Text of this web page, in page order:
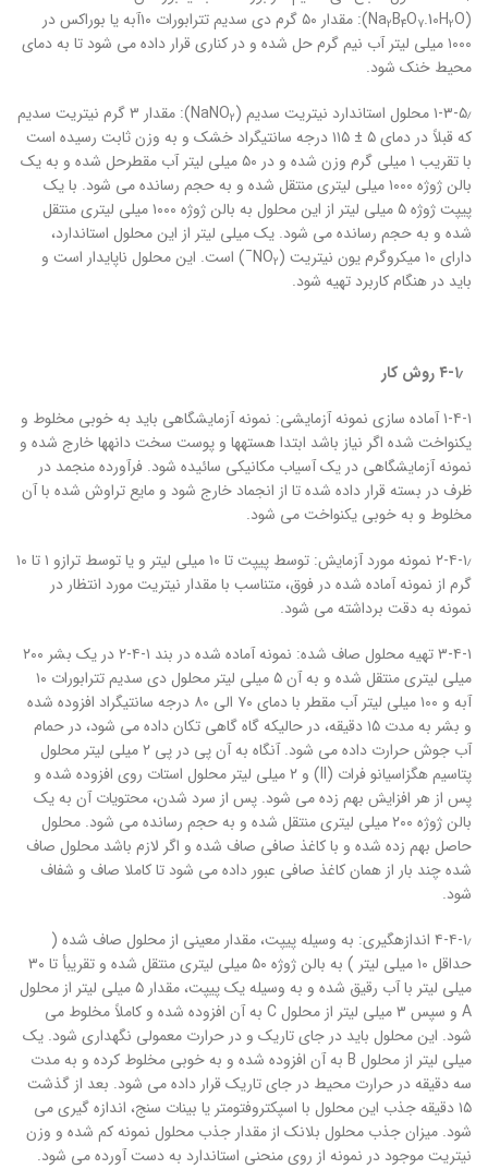
(Na
2B4O7.10H2
O): مقدار ۵۰ گرم دی سدیم تترابورات ۱۰آبه یا بوراکس در
۱۰۰۰ میلی لیتر آب نیم گرم حل شده و در کناری قرار داده می شود تا به دمای
محیط خنک شود.
۱-۳-۵٫ محلول استاندارد نیتریت سدیم (NaNO
2
): مقدار ۳ گرم نیتریت سدیم
که قبلاً در دمای ۵ ± ۱۱۵ درجه سانتیگراد خشک و به وزن ثابت رسیده است
با تقریب ۱ میلی گرم وزن شده و در ۵۰ میلی لیتر آب مقطرحل شده و به یک
بالن ژوژه ۱۰۰۰ میلی لیتری منتقل شده و به حجم رسانده می شود. با یک
پیپت ژوژه ۵ میلی لیتر از این محلول به بالن ژوژه ۱۰۰۰ میلی لیتری منتقل
شده و به حجم رسانده می شود. یک میلی لیتر از این محلول استاندارد،
دارای ۱۰ میکروگرم یون نیتریت (NO
2
¯) است. این محلول ناپایدار است و
باید در هنگام کاربرد تهیه شود.
۴-۱٫روش کار
۱-۴-۱ آماده سازی نمونه آزمایشی: نمونه آزمایشگاهی باید به خوبی مخلوط و
یکنواخت شده اگر نیاز باشد ابتدا هسته‏ها و پوست سخت دانه‏ها خارج شده و
نمونه آزمایشگاهی در یک آسیاب مکانیکی سائیده شود. فرآورده منجمد در
ظرف در بسته قرار داده شده تا از انجماد خارج شود و مایع تراوش شده با آن
مخلوط و به خوبی یکنواخت می شود.
۲-۴-۱٫ نمونه مورد آزمایش: توسط پیپت تا ۱۰ میلی لیتر و یا توسط ترازو ۱ تا ۱۰
گرم از نمونه آماده شده در فوق، متناسب با مقدار نیتریت مورد انتظار در
نمونه به دقت برداشته می شود.
۳-۴-۱ تهیه محلول صاف شده: نمونه آماده شده در بند ۱-۴-۲ در یک بشر ۲۰۰
میلی لیتری منتقل شده و به آن ۵ میلی لیتر محلول دی سدیم تترابورات ۱۰
آبه و ۱۰۰ میلی لیتر آب مقطر با دمای ۷۰ الی ۸۰ درجه سانتیگراد افزوده شده
و بشر به مدت ۱۵ دقیقه، در حالیکه گاه گاهی تکان داده می شود، در حمام
آب جوش حرارت داده می شود. آنگاه به آن پی در پی ۲ میلی لیتر محلول
پتاسیم هگزاسیانو فرات (II) و ۲ میلی لیتر محلول استات روی افزوده شده و
پس از هر افزایش بهم زده می شود. پس از سرد شدن، محتویات آن به یک
بالن ژوژه ۲۰۰ میلی لیتری منتقل شده و به حجم رسانده می شود. محلول
حاصل بهم زده شده و با کاغذ صافی صاف شده و اگر لازم باشد محلول صاف
شده چند بار از همان کاغذ صافی عبور داده می شود تا کاملا صاف و شفاف
شود.
۴-۴-۱٫ اندازه‏گیری: به وسیله پیپت، مقدار معینی از محلول صاف شده (
حداقل ۱۰ میلی لیتر ) به بالن ژوژه ۵۰ میلی لیتری منتقل شده و تقریبأ تا ۳۰
میلی لیتر با آب رقیق شده و به وسیله یک پیپت، مقدار ۵ میلی لیتر از محلول
A و سپس ۳ میلی لیتر از محلول C به آن افزوده شده و کاملاً مخلوط می
شود. این محلول باید در جای تاریک و در حرارت معمولی نگهداری شود. یک
میلی لیتر از محلول B به آن افزوده شده و به خوبی مخلوط کرده و به مدت
سه دقیقه در حرارت محیط در جای تاریک قرار داده می شود. بعد از گذشت
۱۵ دقیقه جذب این محلول با اسپکتروفتومتر یا بینات سنج، اندازه گیری می
شود. میزان جذب محلول بلانک از مقدار جذب محلول نمونه کم شده و وزن
نیتریت موجود در نمونه از روی منحنی استاندارد به دست آورده می شود.